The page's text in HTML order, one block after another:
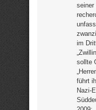
seiner
im
sollte
führt
Nazi-